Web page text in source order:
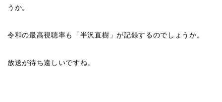
うか。
令和の最高視聴率も「半沢直樹」が記録するのでしょうか。
放送が待ち遠しいですね。